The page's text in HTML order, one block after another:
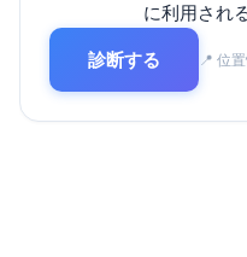
に利用され
診断する 📍 位